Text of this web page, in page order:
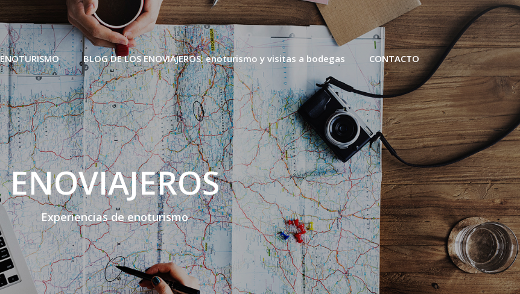
BLOG DE LOS ENOVIAJEROS: enoturismo y visitas a bodegas CONTACTO
ENOVIAJEROS
Experiencias de enoturismo